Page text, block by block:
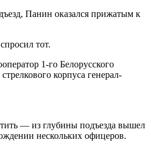
Панин оказался прижатым к
тот.
1-го Белорусского
корпуса генерал-
— из глубины подъезда вышел
нескольких офицеров.